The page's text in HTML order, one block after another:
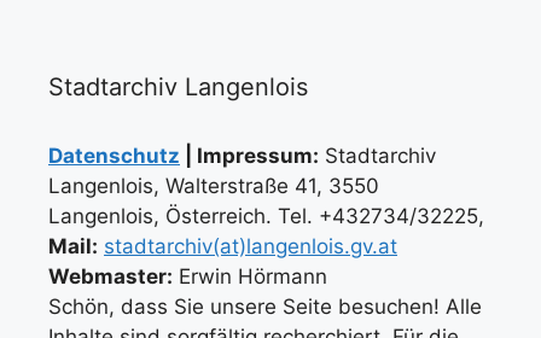
Stadtarchiv Langenlois
Datenschutz | Impressum: Stadtarchiv
Langenlois, Walterstraße 41, 3550
Langenlois, Österreich. Tel. +432734/32225,
Mail: stadtarchiv(at)langenlois.gv.at
Webmaster: Erwin Hörmann
Schön, dass Sie unsere Seite besuchen! Alle